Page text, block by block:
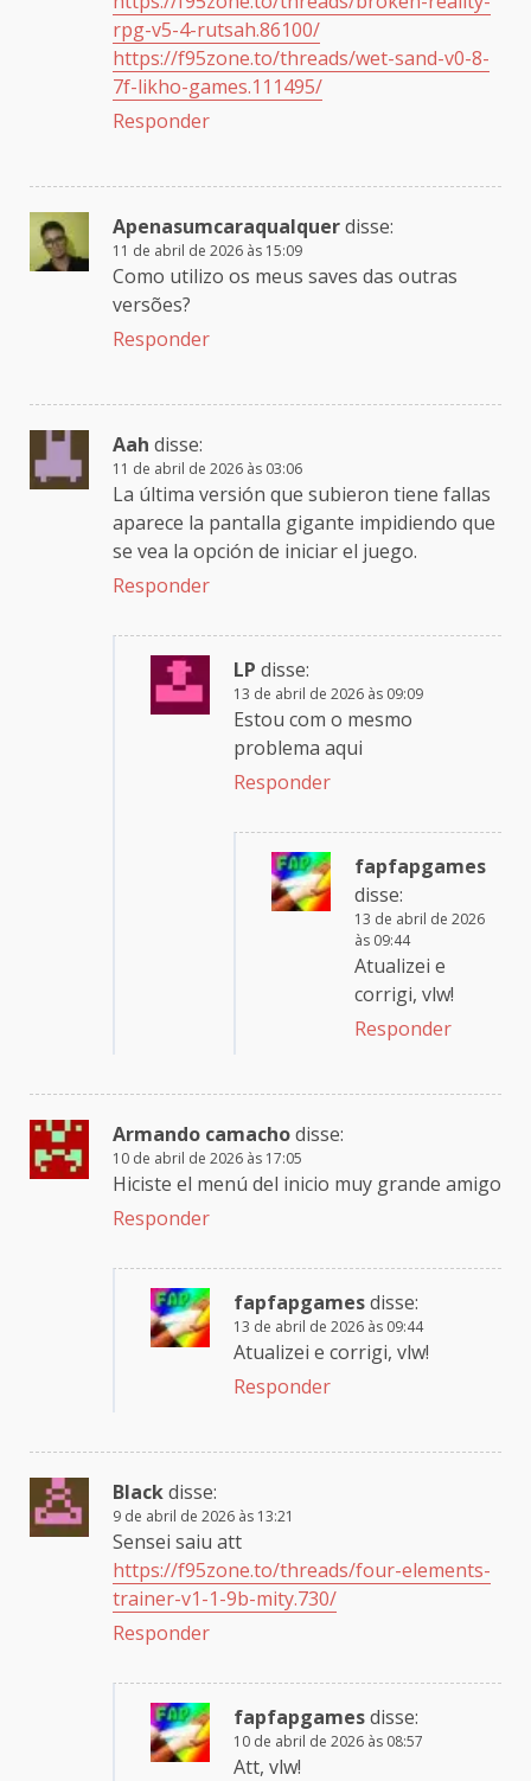
rpg-v5-4-rutsah.86100/
https://f95zone.to/threads/wet-sand-v0-8-
7f-likho-games.111495/
Responder
Apenasumcaraqualquerdisse:
11 de abril de 2026 às 15:09
Como utilizo os meus saves das outras
versões?
Responder
Aah disse:
11 de abril de 2026 às 03:06
La última versión que subieron tiene fallas
aparece la pantalla gigante impidiendo que
se vea la opción de iniciar el juego.
Responder
LP disse:
13 de abril de 2026 às 09:09
Estou com o mesmo
problema aqui
Responder
fapfapgames
disse:
13 de abril de 2026
às 09:44
Atualizei e
corrigi, vlw!
Responder
Armando camachodisse:
10 de abril de 2026 às 17:05
Hiciste el menú del inicio muy grande amigo
Responder
fapfapgamesdisse:
13 de abril de 2026 às 09:44
Atualizei e corrigi, vlw!
Responder
Blackdisse:
9 de abril de 2026 às 13:21
Sensei saiu att
https://f95zone.to/threads/four-elements-
trainer-v1-1-9b-mity.730/
Responder
fapfapgamesdisse:
10 de abril de 2026 às 08:57
Att, vlw!